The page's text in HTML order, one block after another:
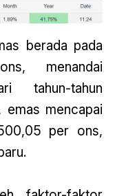
berada pada
menandai
tahun-tahun
emas mencapai
per ons,